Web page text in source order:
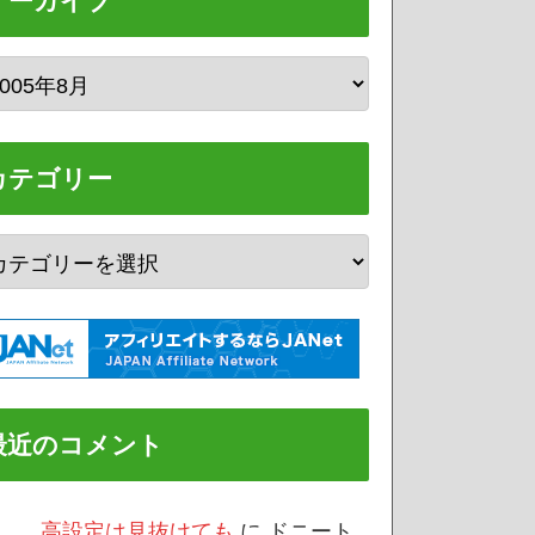
テゴリー
近のコメント